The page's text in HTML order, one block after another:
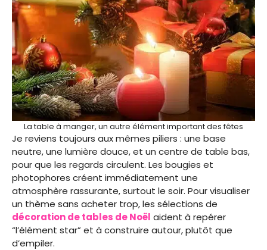
La table à manger, un autre élément important des fêtes
Je reviens toujours aux mêmes piliers : une base
neutre, une lumière douce, et un centre de table bas,
pour que les regards circulent. Les bougies et
photophores créent immédiatement une
atmosphère rassurante, surtout le soir. Pour visualiser
un thème sans acheter trop, les sélections de
décoration de tables de Noël aident à repérer
“l’élément star” et à construire autour, plutôt que
d’empiler.